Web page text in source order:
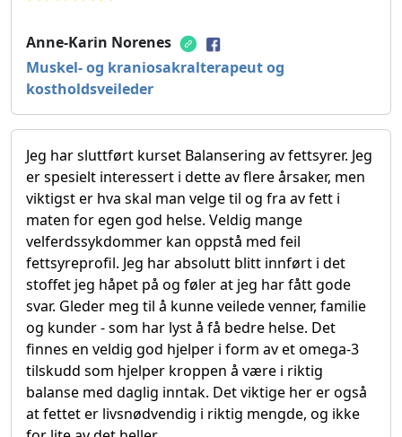
Anne-Karin Norenes
Muskel- og kraniosakralterapeut og
kostholdsveileder
Jeg har sluttført kurset Balansering av fettsyrer. Jeg
er spesielt interessert i dette av flere årsaker, men
viktigst er hva skal man velge til og fra av fett i
maten for egen god helse. Veldig mange
velferdssykdommer kan oppstå med feil
fettsyreprofil. Jeg har absolutt blitt innført i det
stoffet jeg håpet på og føler at jeg har fått gode
svar. Gleder meg til å kunne veilede venner, familie
og kunder - som har lyst å få bedre helse. Det
finnes en veldig god hjelper i form av et omega-3
tilskudd som hjelper kroppen å være i riktig
balanse med daglig inntak. Det viktige her er også
at fettet er livsnødvendig i riktig mengde, og ikke